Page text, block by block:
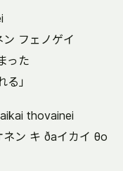
フェノゲイ
った
」
thovainei
ネン キ ðaイカイ θo